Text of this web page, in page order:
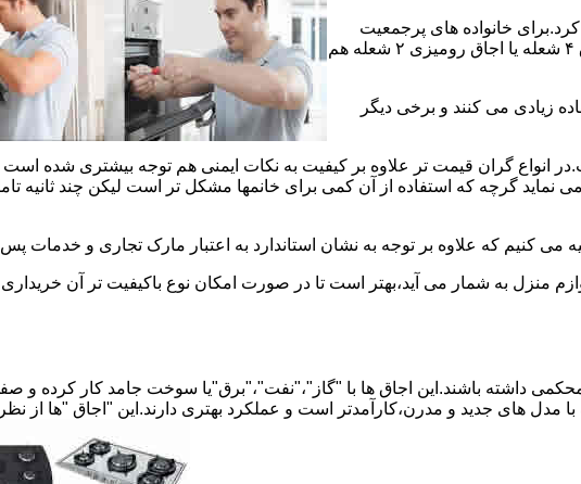
کرد.برای خانواده های پرجمعیت
اجاق های ۵ یا ۶ شعله مناسب است اما یک خانواده کم جمعیت با یک اجاق ۴ شعله یا اجاق رومیزی ۲ شعله هم
زیادی می کنند و برخی دیگر
انواع گران قیمت تر علاوه بر کیفیت به نکات ایمنی هم توجه بیشتری شده است
گرچه که استفاده از آن کمی برای خانمها مشکل تر است لیکن چند ثانیه
کنیم که علاوه بر توجه به نشان استاندارد به اعتبار مارک تجاری و خدمات پس
منزل به شمار می آید،بهتر است تا در صورت امکان نوع باکیفیت تر آن
داشته باشند.این اجاق ها با "گاز"،"نفت"،"برق"یا سوخت جامد کار کرده و
با مدل های جدید و مدرن،کارآمدتر است و عملکرد بهتری دارند.این "اجاق "ها از